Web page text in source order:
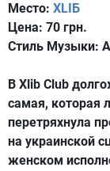
Место: XLIБ
Цена: 70 грн.
Стиль Музыки:
В Xlib Club
самая, которая
перетряхнула
на украинской
женском